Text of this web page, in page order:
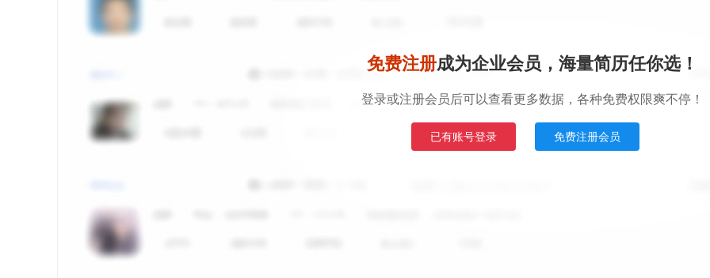
免费注册成为企业会员，海量简历任你选！
登录或注册会员后可以查看更多数据，各种免费权限爽不停！
已有账号登录 免费注册会员